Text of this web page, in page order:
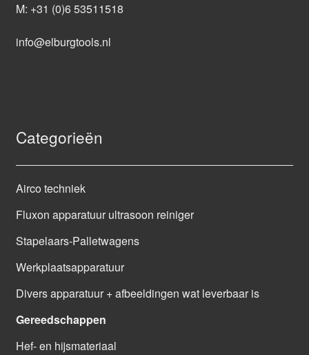
M: +31 (0)6 53511518
info@elburgtools.nl
Categorieën
Airco techniek
Fluxon apparatuur ultrasoon reiniger
Stapelaars-Palletwagens
Werkplaatsapparatuur
Divers apparatuur + afbeeldingen wat leverbaar is
Gereedschappen
Hef- en hijsmateriaal